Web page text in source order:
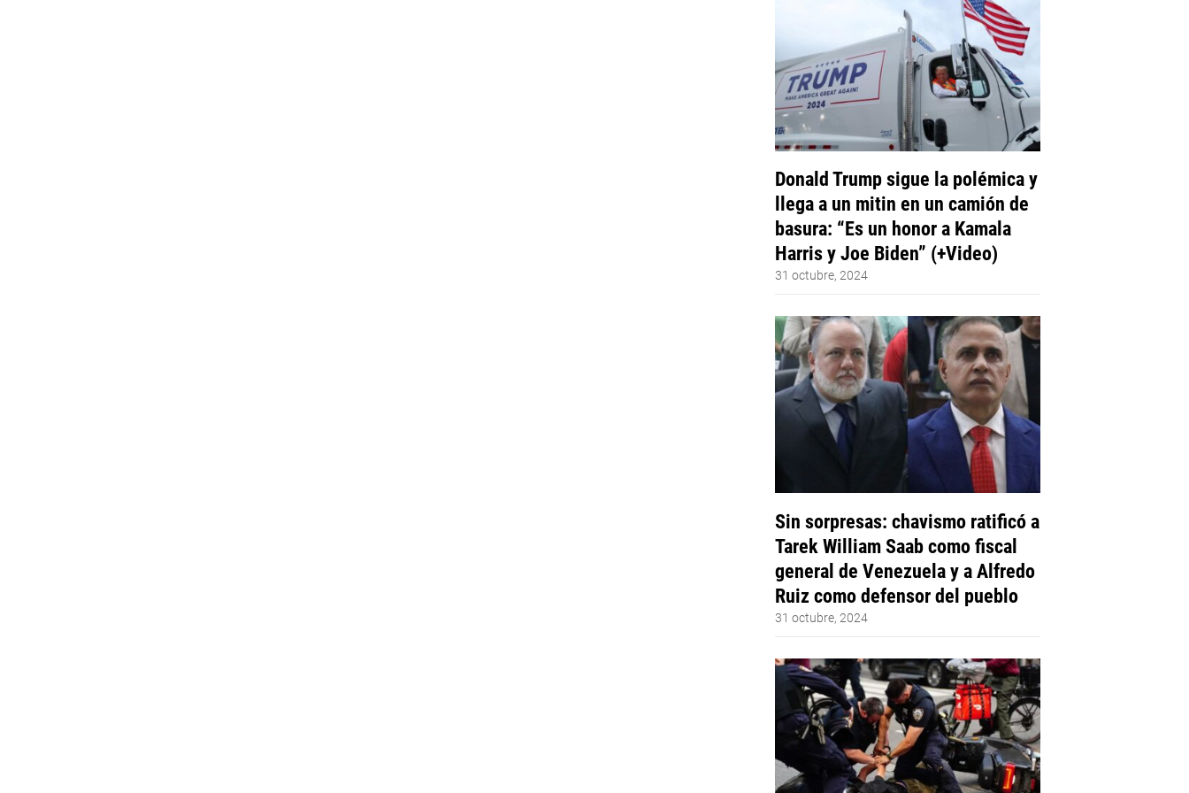
Donald Trump sigue la polémica y
llega a un mitin en un camión de
basura: “Es un honor a Kamala
Harris y Joe Biden” (+Video)
31 octubre, 2024
Sin sorpresas: chavismo ratificó a
Tarek William Saab como fiscal
general de Venezuela y a Alfredo
Ruiz como defensor del pueblo
31 octubre, 2024